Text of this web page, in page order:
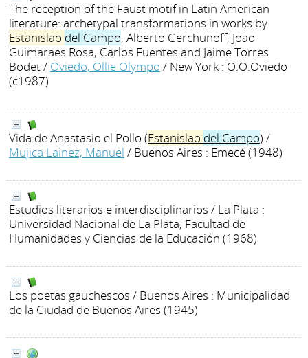
The reception of the Faust motif in Latin American
literature: archetypal transformations in works by
Estanislao del Campo, Alberto Gerchunoff, Joao
Guimaraes Rosa, Carlos Fuentes and Jaime Torres
Bodet/ Oviedo, Ollie Olympo / New York : O.O.Oviedo
(c1987)
Vida de Anastasio el Pollo (Estanislao del Campo) /
Mujica Lainez, Manuel / Buenos Aires : Emecé (1948)
Estudios literarios e interdisciplinarios / La Plata :
Universidad Nacional de La Plata, Facultad de
Humanidades y Ciencias de la Educación (1968)
Los poetas gauchescos / Buenos Aires : Municipalidad
de la Ciudad de Buenos Aires (1945)